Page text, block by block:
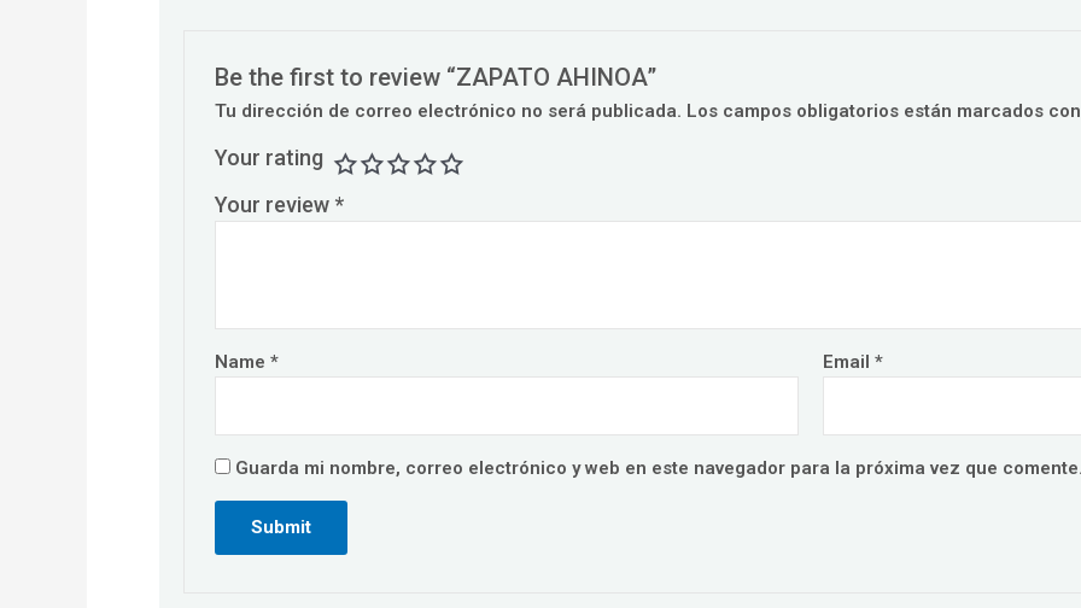
Be the first to review “ZAPATO AHINOA”
Tu dirección de correo electrónico no será publicada. Los campos obligatorios están marcados
Your rating
Your review *
Name* Email *
Guarda mi nombre, correo electrónico y web en este navegador para la próxima vez que